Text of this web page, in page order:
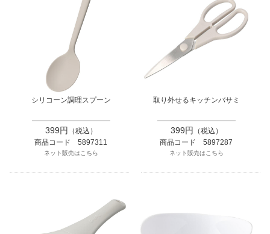
シリコーン調理スプーン
399円
（税込）
商品コード 5897311
ネット販売はこちら
取り外せるキッチンバサミ
399円
（税込）
商品コード 5897287
ネット販売はこちら